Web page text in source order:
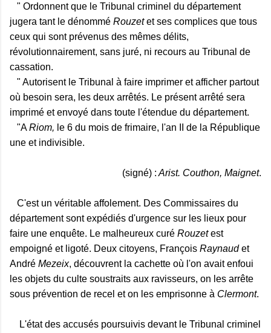
" Ordonnent que le Tribunal criminel du département
jugera tant le dénommé Rouzetet ses complices que tous
ceux qui sont prévenus des mêmes délits,
révolutionnairement, sans juré, ni recours au Tribunal de
cassation.
" Autorisent le Tribunal à faire imprimer et afficher partout
où besoin sera, les deux arrêtés. Le présent arrêté sera
imprimé et envoyé dans toute l'étendue du département.
"ARiom, le 6 du mois de frimaire, l'an II de la République
une et indivisible.
(signé) : Arist. Couthon, Maignet.
C'est un véritable affolement. Des Commissaires du
département sont expédiés d'urgence sur les lieux pour
faire une enquête. Le malheureux curé Rouzetest
empoigné et ligoté. Deux citoyens, François Raynaudet
André Mezeix, découvrent la cachette où l'on avait enfoui
les objets du culte soustraits aux ravisseurs, on les arrête
sous prévention de recel et on les emprisonne à Clermont.
L'état des accusés poursuivis devant le Tribunal criminel